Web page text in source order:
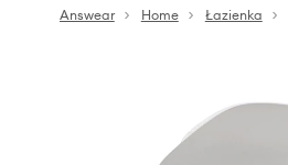
Answear Home Łazienka